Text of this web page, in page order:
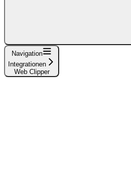
Navigation
Integrationen
Web Clipper